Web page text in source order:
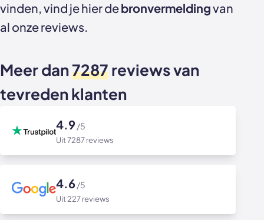
GewoonGers deuren outlet
vinden, vind je hier debronvermeldingvan
al onze reviews.
Meer dan7287reviews van
tevreden klanten
4.9/5
Uit 7287 reviews
4.6/5
Uit 227 reviews